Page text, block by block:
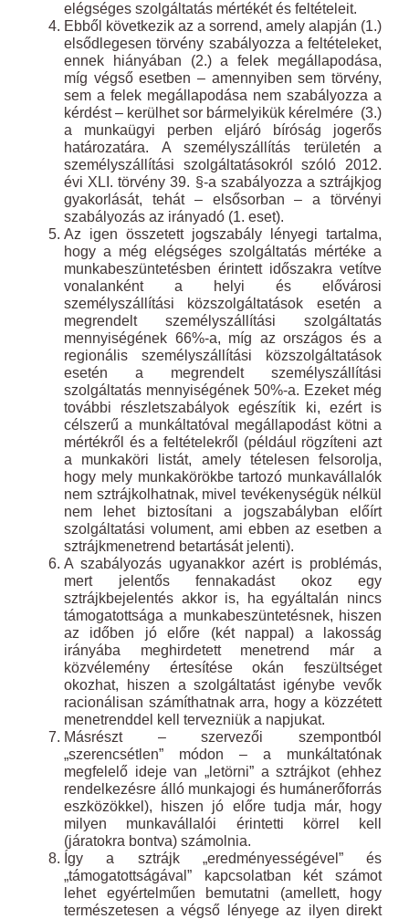
elégséges szolgáltatás mértékét és feltételeit.
Ebből következik az a sorrend, amely alapján (1.)
elsődlegesen törvény szabályozza a feltételeket,
ennek hiányában (2.) a felek megállapodása,
míg végső esetben – amennyiben sem törvény,
sem a felek megállapodása nem szabályozza a
kérdést – kerülhet sor bármelyikük kérelmére (3.)
a munkaügyi perben eljáró bíróság jogerős
határozatára. A személyszállítás területén a
személyszállítási szolgáltatásokról szóló 2012.
évi XLI. törvény 39. §-a szabályozza a sztrájkjog
gyakorlását, tehát – elsősorban – a törvényi
szabályozás az irányadó (1. eset).
Az igen összetett jogszabály lényegi tartalma,
hogy a még elégséges szolgáltatás mértéke a
munkabeszüntetésben érintett időszakra vetítve
vonalanként a helyi és elővárosi
személyszállítási közszolgáltatások esetén a
megrendelt személyszállítási szolgáltatás
mennyiségének 66%-a, míg az országos és a
regionális személyszállítási közszolgáltatások
esetén a megrendelt személyszállítási
szolgáltatás mennyiségének 50%-a. Ezeket még
további részletszabályok egészítik ki, ezért is
célszerű a munkáltatóval megállapodást kötni a
mértékről és a feltételekről (például rögzíteni azt
a munkaköri listát, amely tételesen felsorolja,
hogy mely munkakörökbe tartozó munkavállalók
nem sztrájkolhatnak, mivel tevékenységük nélkül
nem lehet biztosítani a jogszabályban előírt
szolgáltatási volument, ami ebben az esetben a
sztrájkmenetrend betartását jelenti).
A szabályozás ugyanakkor azért is problémás,
mert jelentős fennakadást okoz egy
sztrájkbejelentés akkor is, ha egyáltalán nincs
támogatottsága a munkabeszüntetésnek, hiszen
az időben jó előre (két nappal) a lakosság
irányába meghirdetett menetrend már a
közvélemény értesítése okán feszültséget
okozhat, hiszen a szolgáltatást igénybe vevők
racionálisan számíthatnak arra, hogy a közzétett
menetrenddel kell tervezniük a napjukat.
Másrészt – szervezői szempontból
„szerencsétlen” módon – a munkáltatónak
megfelelő ideje van „letörni” a sztrájkot (ehhez
rendelkezésre álló munkajogi és humánerőforrás
eszközökkel), hiszen jó előre tudja már, hogy
milyen munkavállalói érintetti körrel kell
(járatokra bontva) számolnia.
Így a sztrájk „eredményességével” és
„támogatottságával” kapcsolatban két számot
lehet egyértelműen bemutatni (amellett, hogy
természetesen a végső lényege az ilyen direkt